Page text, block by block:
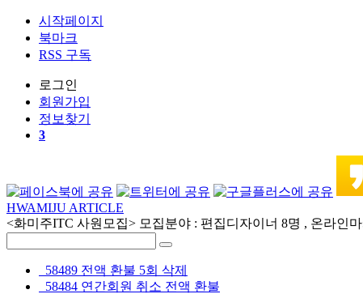
시작페이지
북마크
RSS 구독
로그인
회원 가입
정보찾기
3
HWAMIJU ARTICLE
<화미주ITC 사원모집> 모집분야 : 편집디자이너 8명 , 온라인
58489 전액 환불 5회 삭제
58484 연간회원 취소 전액 환불